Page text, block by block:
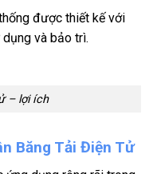
được thiết kế với
và bảo trì.
– lợi ích
Băng Tải Điện Tử